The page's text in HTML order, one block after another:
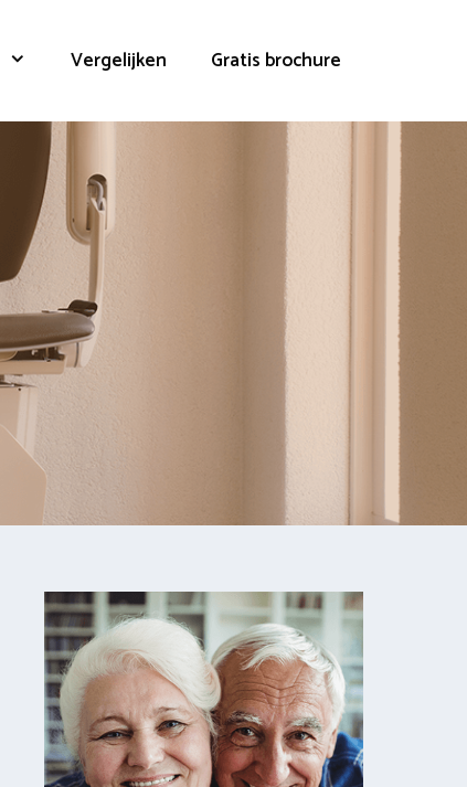
Vergelijken Gratis brochure